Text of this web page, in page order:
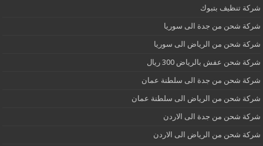
شركة تنظيف بتبوك
شركة شحن من جدة الى سوريا
شركة شحن من الرياض الى سوريا
شركة شحن عفش بالرياض 300 ريال
شركة شحن من جدة الى سلطنة عمان
شركة شحن من الرياض الى سلطنة عمان
شركة شحن من جدة الى الاردن
شركة شحن من الرياض الى الاردن